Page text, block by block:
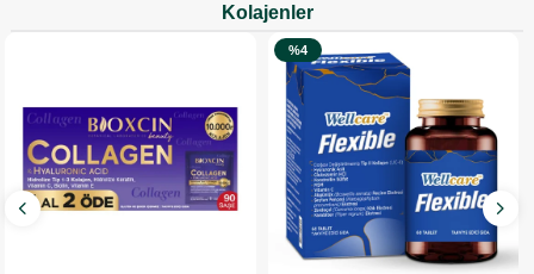
Kolajenler
%4